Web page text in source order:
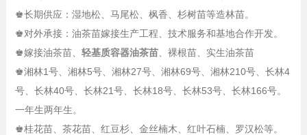
♚长期供应：湿地松、马尾松、枫香、杉树苗等造林苗。
♚对外承接：油茶苗嫁接生产工程、技术服务和基地合作开发。
♚嫁接油茶苗、 轻基质容器油茶苗、裸根苗、实生油茶苗
♚湘林1号、湘林5号、湘林27号、湘林69号、湘林210号、长林4
号、长林40号、长林21号、长林18号、长林53号、长林166号。
一年生两年生。
♚桂花苗、茶花苗、红豆杉、金丝楠木、红叶石楠、罗汉松等。